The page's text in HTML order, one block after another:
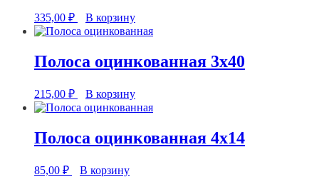
335,00 ₽ В корзину
Полоса оцинкованная 3х40
215,00 ₽ В корзину
Полоса оцинкованная 4х14
85,00 ₽ В корзину